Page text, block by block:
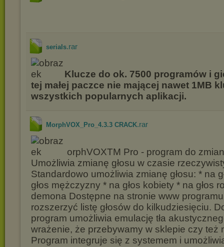
serials.rar
Klucze do ok. 7500 programów i
tej małej paczce nie mającej nawet 1MB
wszystkich popularnych aplikacji.
MorphVOX_Pro_4.3.3 CRACK.rar
orphVOXTM Pro - program do
Umożliwia zmianę głosu w czasie
Standardowo umożliwia zmianę głosu: * na
głos mężczyzny * na głos kobiety * na głos
demona Dostępne na stronie www
rozszerzyć listę głosów do kilkudziesięciu.
program umożliwia emulację tła
wrażenie, że przebywamy w sklepie czy też
Program integruje się z systemem i